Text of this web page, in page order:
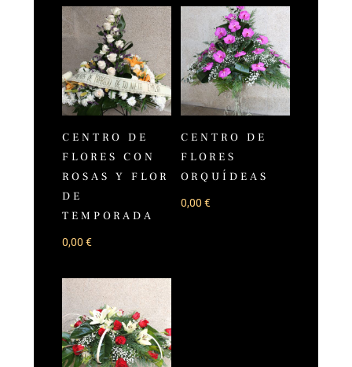
CENTRO DE
FLORES CON
ROSAS Y FLOR
DE
TEMPORADA
0,00 €
CENTRO DE
FLORES
ORQUÍDEAS
0,00 €